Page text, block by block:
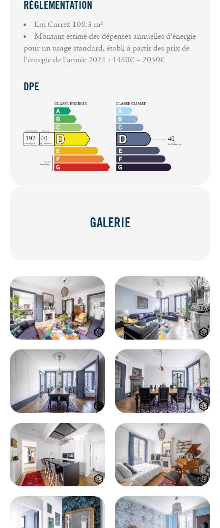
RÈGLEMENTATION
Loi Carrez 108.3 m²
Montant estimé des dépenses annuelles d'énergie
pour un usage standard, établi à partir des prix de
l'énergie de l'année 2021 : 1480€ ~ 2050€
DPE
GALERIE